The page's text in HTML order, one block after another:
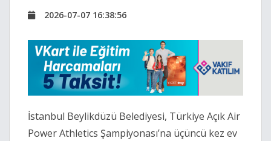
2026-07-07 16:38:56
İstanbul Beylikdüzü Belediyesi, Türkiye Açık Air
Power Athletics Şampiyonası’na üçüncü kez ev